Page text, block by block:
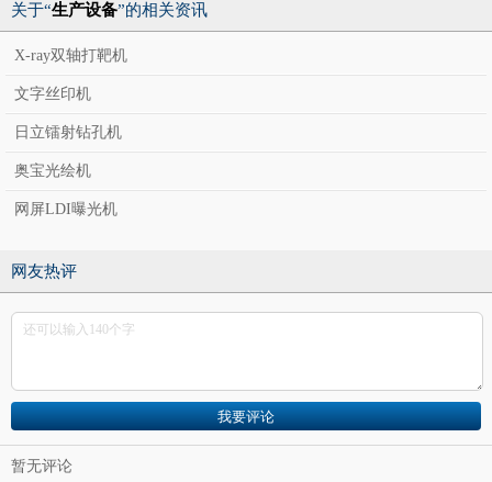
关于“生产设备”的相关资讯
X-ray双轴打靶机
文字丝印机
日立镭射钻孔机
奥宝光绘机
网屏LDI曝光机
网友热评
暂无评论